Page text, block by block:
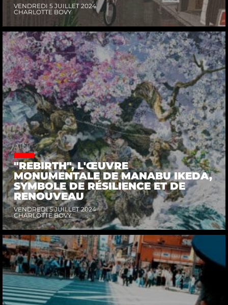
VENDREDI 5 JUILLET 2024
CHARLOTTE BOVY
ART
"REBIRTH", L'ŒUVRE
MONUMENTALE DE MANABU IKEDA,
SYMBOLE DE RÉSILIENCE ET DE
RENOUVEAU
VENDREDI 5 JUILLET 2024
CHARLOTTE BOVY